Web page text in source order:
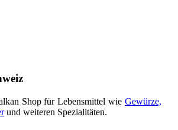
Shop für Lebensmittel wie Gewürze,
und weiteren Spezialitäten.